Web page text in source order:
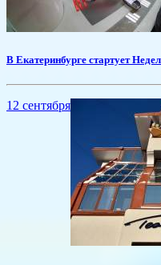
В Екатеринбурге стартует
12 сентября